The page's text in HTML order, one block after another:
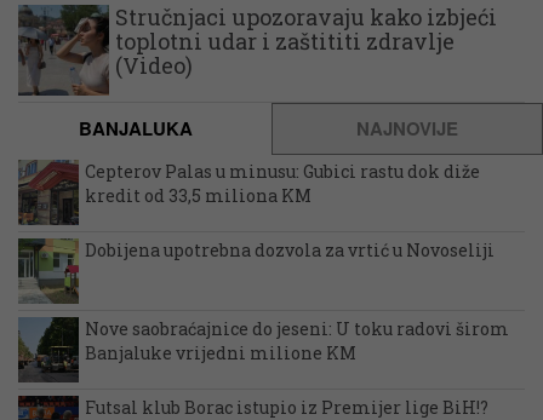
Stručnjaci upozoravaju kako izbjeći
toplotni udar i zaštititi zdravlje
(Video)
BANJALUKA NAJNOVIJE
Cepterov Palas u minusu: Gubici rastu dok diže
kredit od 33,5 miliona KM
Dobijena upotrebna dozvola za vrtić u Novoseliji
Nove saobraćajnice do jeseni: U toku radovi širom
Banjaluke vrijedni milione KM
Futsal klub Borac istupio iz Premijer lige BiH!?